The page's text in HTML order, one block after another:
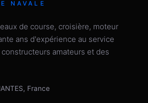
NAVALE
de course, croisière, moteur
ans d'expérience au service
amateurs et des
, France